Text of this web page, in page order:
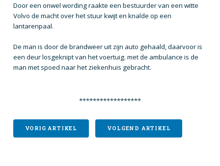
Door een onwel wording raakte een bestuurder van een witte
Volvo de macht over het stuur kwijt en knalde op een
lantarenpaal.
De man is door de brandweer uit zijn auto gehaald, daarvoor is
een deur losgeknipt van het voertuig. met de ambulance is de
man met spoed naar het ziekenhuis gebracht.
******************
VORIG ARTIKEL VOLGEND ARTIKEL